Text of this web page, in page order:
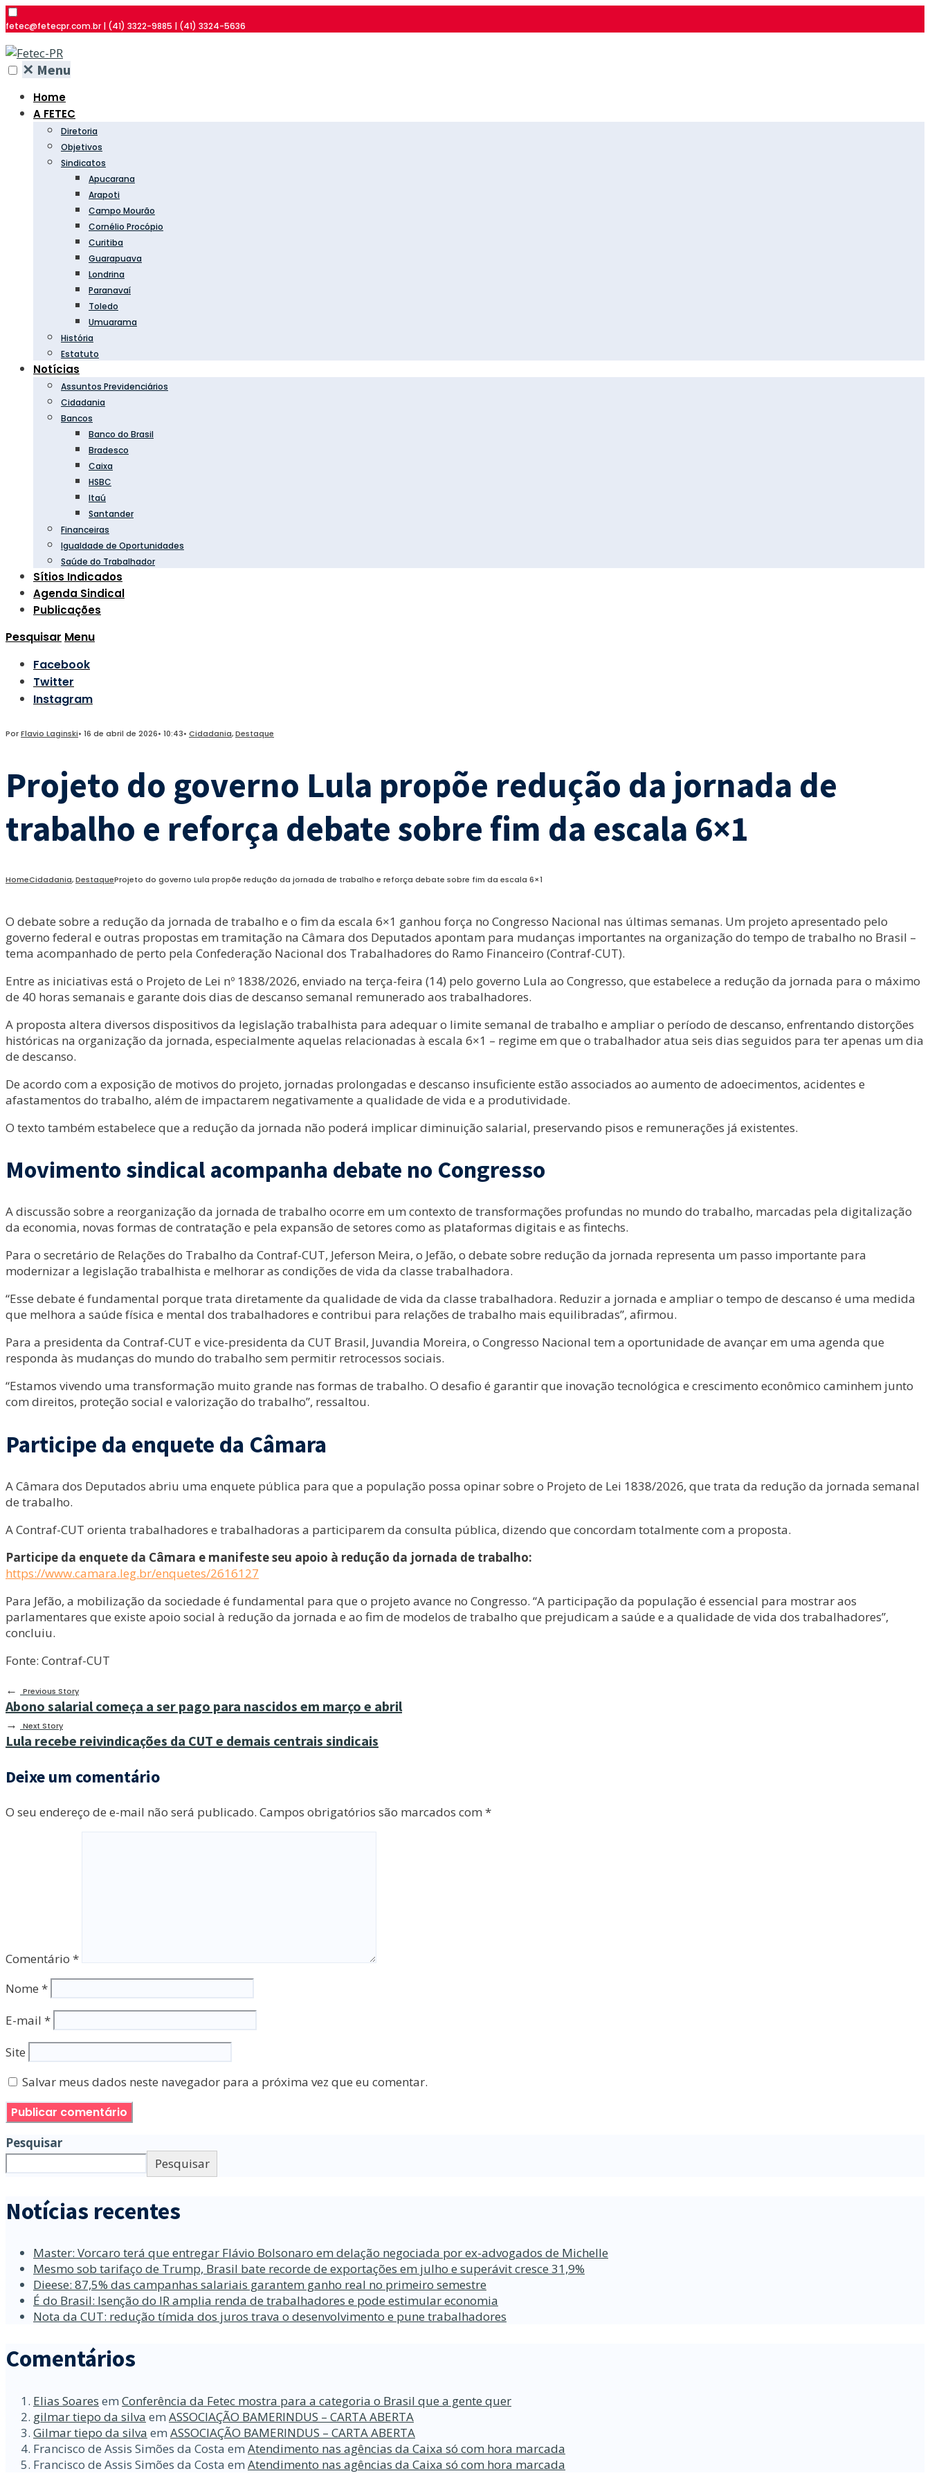
fetec@fetecpr.com.br | (41) 3322-9885 | (41) 3324-5636
✕ Menu
Home
A FETEC
Diretoria
Objetivos
Sindicatos
Apucarana
Arapoti
Campo Mourão
Cornélio Procópio
Curitiba
Guarapuava
Londrina
Paranavaí
Toledo
Umuarama
História
Estatuto
Notícias
Assuntos Previdenciários
Cidadania
Bancos
Banco do Brasil
Bradesco
Caixa
HSBC
Itaú
Santander
Financeiras
Igualdade de Oportunidades
Saúde do Trabalhador
Sítios Indicados
Agenda Sindical
Publicações
Pesquisar Menu
Facebook
Twitter
Instagram
PorFlavio Laginski• 16 de abril de 2026• 10:43• Cidadania,Destaque
Projeto do governo Lula propõe redução da jornada de
trabalho e reforça debate sobre fim da escala 6×1
HomeCidadania,DestaqueProjeto do governo Lula propõe redução da jornada de trabalho e reforça debate sobre fim da escala 6×1
O debate sobre a redução da jornada de trabalho e o fim da escala 6×1 ganhou força no Congresso Nacional nas últimas semanas. Um projeto apresentado pelo
governo federal e outras propostas em tramitação na Câmara dos Deputados apontam para mudanças importantes na organização do tempo de trabalho no Brasil –
tema acompanhado de perto pela Confederação Nacional dos Trabalhadores do Ramo Financeiro (Contraf-CUT).
Entre as iniciativas está o Projeto de Lei nº 1838/2026, enviado na terça-feira (14) pelo governo Lula ao Congresso, que estabelece a redução da jornada para o máximo
de 40 horas semanais e garante dois dias de descanso semanal remunerado aos trabalhadores.
A proposta altera diversos dispositivos da legislação trabalhista para adequar o limite semanal de trabalho e ampliar o período de descanso, enfrentando distorções
históricas na organização da jornada, especialmente aquelas relacionadas à escala 6×1 – regime em que o trabalhador atua seis dias seguidos para ter apenas um dia
de descanso.
De acordo com a exposição de motivos do projeto, jornadas prolongadas e descanso insuficiente estão associados ao aumento de adoecimentos, acidentes e
afastamentos do trabalho, além de impactarem negativamente a qualidade de vida e a produtividade.
O texto também estabelece que a redução da jornada não poderá implicar diminuição salarial, preservando pisos e remunerações já existentes.
Movimento sindical acompanha debate no Congresso
A discussão sobre a reorganização da jornada de trabalho ocorre em um contexto de transformações profundas no mundo do trabalho, marcadas pela digitalização
da economia, novas formas de contratação e pela expansão de setores como as plataformas digitais e as fintechs.
Para o secretário de Relações do Trabalho da Contraf-CUT, Jeferson Meira, o Jefão, o debate sobre redução da jornada representa um passo importante para
modernizar a legislação trabalhista e melhorar as condições de vida da classe trabalhadora.
“Esse debate é fundamental porque trata diretamente da qualidade de vida da classe trabalhadora. Reduzir a jornada e ampliar o tempo de descanso é uma medida
que melhora a saúde física e mental dos trabalhadores e contribui para relações de trabalho mais equilibradas”, afirmou.
Para a presidenta da Contraf-CUT e vice-presidenta da CUT Brasil, Juvandia Moreira, o Congresso Nacional tem a oportunidade de avançar em uma agenda que
responda às mudanças do mundo do trabalho sem permitir retrocessos sociais.
“Estamos vivendo uma transformação muito grande nas formas de trabalho. O desafio é garantir que inovação tecnológica e crescimento econômico caminhem junto
com direitos, proteção social e valorização do trabalho”, ressaltou.
Participe da enquete da Câmara
A Câmara dos Deputados abriu uma enquete pública para que a população possa opinar sobre o Projeto de Lei 1838/2026, que trata da redução da jornada semanal
de trabalho.
A Contraf-CUT orienta trabalhadores e trabalhadoras a participarem da consulta pública, dizendo que concordam totalmente com a proposta.
Participe da enquete da Câmara e manifeste seu apoio à redução da jornada de trabalho:
https://www.camara.leg.br/enquetes/2616127
Para Jefão, a mobilização da sociedade é fundamental para que o projeto avance no Congresso. “A participação da população é essencial para mostrar aos
parlamentares que existe apoio social à redução da jornada e ao fim de modelos de trabalho que prejudicam a saúde e a qualidade de vida dos trabalhadores”,
concluiu.
Fonte: Contraf-CUT
←
Previous Story
Abono salarial começa a ser pago para nascidos em março e abril
→ Next Story
Lula recebe reivindicações da CUT e demais centrais sindicais
Deixe um comentário
O seu endereço de e-mail não será publicado. Campos obrigatórios são marcados com *
Comentário *
Nome *
E-mail *
Site
Salvar meus dados neste navegador para a próxima vez que eu comentar.
Pesquisar
Pesquisar
Notícias recentes
Master: Vorcaro terá que entregar Flávio Bolsonaro em delação negociada por ex-advogados de Michelle
Mesmo sob tarifaço de Trump, Brasil bate recorde de exportações em julho e superávit cresce 31,9%
Dieese: 87,5% das campanhas salariais garantem ganho real no primeiro semestre
É do Brasil: Isenção do IR amplia renda de trabalhadores e pode estimular economia
Nota da CUT: redução tímida dos juros trava o desenvolvimento e pune trabalhadores
Comentários
Elias Soares em Conferência da Fetec mostra para a categoria o Brasil que a gente quer
gilmar tiepo da silva em ASSOCIAÇÃO BAMERINDUS – CARTA ABERTA
Gilmar tiepo da silva em ASSOCIAÇÃO BAMERINDUS – CARTA ABERTA
Francisco de Assis Simões da Costa em Atendimento nas agências da Caixa só com hora marcada
Francisco de Assis Simões da Costa em Atendimento nas agências da Caixa só com hora marcada